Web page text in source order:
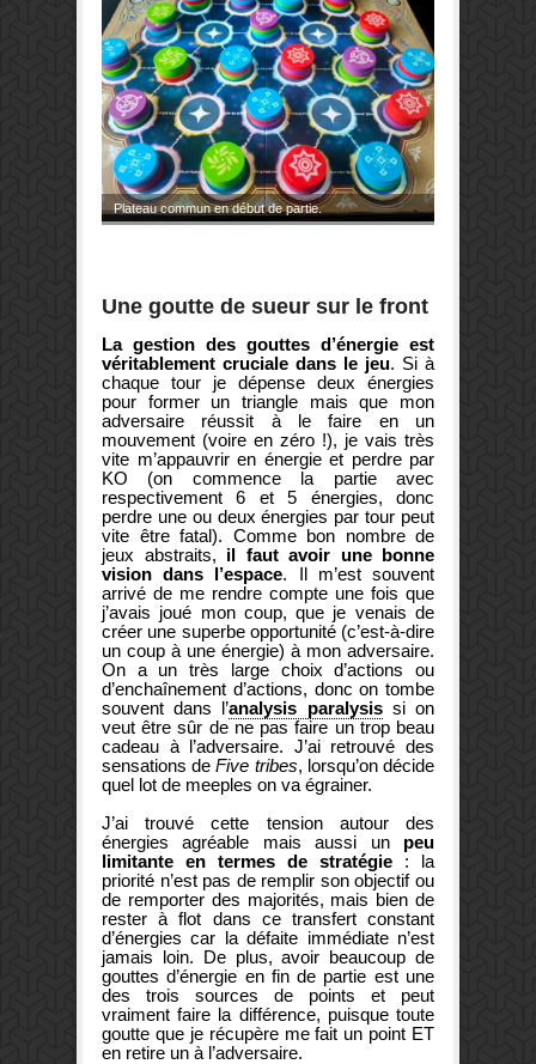
Plateau commun en début de partie.
Une goutte de sueur sur le front
La gestion des gouttes d’énergie est
véritablement cruciale dans le jeu. Si à
chaque tour je dépense deux énergies
pour former un triangle mais que mon
adversaire réussit à le faire en un
mouvement (voire en zéro !), je vais très
vite m’appauvrir en énergie et perdre par
KO (on commence la partie avec
respectivement 6 et 5 énergies, donc
perdre une ou deux énergies par tour peut
vite être fatal). Comme bon nombre de
jeux abstraits, il faut avoir une bonne
vision dans l’espace. Il m’est souvent
arrivé de me rendre compte une fois que
j’avais joué mon coup, que je venais de
créer une superbe opportunité (c’est-à-dire
un coup à une énergie) à mon adversaire.
On a un très large choix d’actions ou
d’enchaînement d’actions, donc on tombe
souvent dans l’analysis paralysissi on
veut être sûr de ne pas faire un trop beau
cadeau à l’adversaire. J’ai retrouvé des
sensations deFive tribes, lorsqu’on décide
quel lot de meeples on va égrainer.
J’ai trouvé cette tension autour des
énergies agréable mais aussi unpeu
limitante en termes de stratégie : la
priorité n’est pas de remplir son objectif ou
de remporter des majorités, mais bien de
rester à flot dans ce transfert constant
d’énergies car la défaite immédiate n’est
jamais loin. De plus, avoir beaucoup de
gouttes d’énergie en fin de partie est une
des trois sources de points et peut
vraiment faire la différence, puisque toute
goutte que je récupère me fait un point ET
en retire un à l’adversaire.